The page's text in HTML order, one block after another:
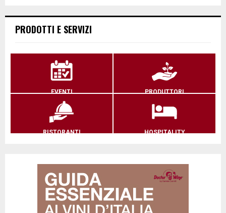
PRODOTTI E SERVIZI
EVENTI PRODUTTORI
RISTORANTI HOSPITALITY